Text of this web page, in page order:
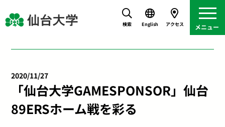
検索 English アクセス
2020/11/27
「仙台大学GAMESPONSOR」仙台
89ERSホーム戦を彩る